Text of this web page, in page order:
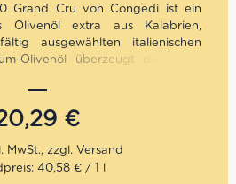
Grand Cru von Congedi ist ein
Olivenöl extra aus Kalabrien,
ausgewählten italienischen
Olivenöl überzeugt durch ein
Frische und Würze. Ein echtes
Süditalien – ideal für mediterrane
italienische Gerichte.
€
40,58 € / 1 l